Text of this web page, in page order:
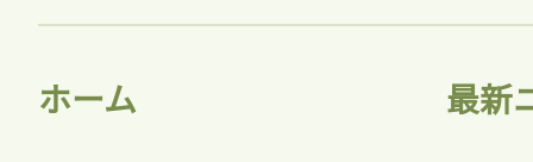
ホーム 最新